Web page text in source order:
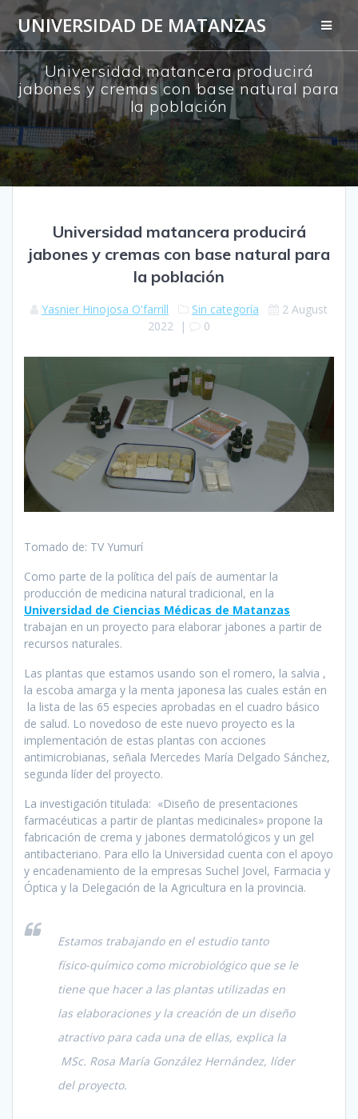
to
content
UNIVERSIDAD DE MATANZAS
Universidad matancera producirá
jabones y cremas con base natural para
la población
Universidad matancera producirá
jabones y cremas con base natural para
la población
Yasnier Hinojosa O'farrill Sin categoría
2 August
2022 | 0
Tomado de: TV Yumurí
Como parte de la política del país de aumentar la
producción de medicina natural tradicional, en la
Universidad de Ciencias Médicas de Matanzas
trabajan en un proyecto para elaborar jabones a partir de
recursos naturales.
Las plantas que estamos usando son el romero, la salvia ,
la escoba amarga y la menta japonesa las cuales están en
la lista de las 65 especies aprobadas en el cuadro básico
de salud. Lo novedoso de este nuevo proyecto es la
implementación de estas plantas con acciones
antimicrobianas, señala Mercedes María Delgado Sánchez,
segunda líder del proyecto.
La investigación titulada: «Diseño de presentaciones
farmacéuticas a partir de plantas medicinales» propone la
fabricación de crema y jabones dermatológicos y un gel
antibacteriano. Para ello la Universidad cuenta con el apoyo
y encadenamiento de la empresas Suchel Jovel, Farmacia y
Óptica y la Delegación de la Agricultura en la provincia.
Estamos trabajando en el estudio tanto
físico-químico como microbiológico que se le
tiene que hacer a las plantas utilizadas en
las elaboraciones y la creación de un diseño
atractivo para cada una de ellas, explica la
MSc. Rosa María González Hernández, líder
del proyecto.